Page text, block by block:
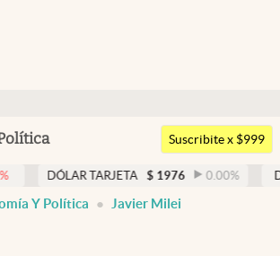
Argentina
Suscribite x $999
TARJETA $ 1976 0.00% DÓLAR MEP
Y Política Javier Milei